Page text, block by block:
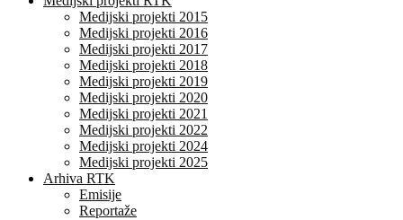
Medijski projekti 2015
Medijski projekti 2016
Medijski projekti 2017
Medijski projekti 2018
Medijski projekti 2019
Medijski projekti 2020
Medijski projekti 2021
Medijski projekti 2022
Medijski projekti 2024
Medijski projekti 2025
Arhiva RTK
Emisije
Reportaže